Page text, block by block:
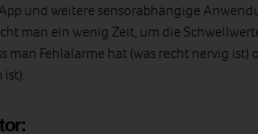
und weitere sensorabhängige
man ein wenig Zeit, um die
man Fehlalarme hat (was recht nervig